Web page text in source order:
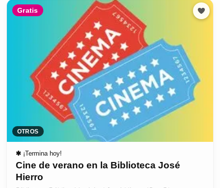
Gratis
OTROS
✱ ¡Termina hoy!
Cine de verano en la Biblioteca José
Hierro